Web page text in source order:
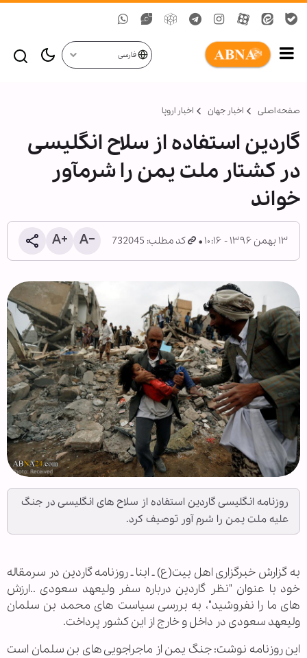
فارسی
صفحه اصلی اخبار جهان اخبار اروپا
گاردین استفاده از سلاح انگلیسی
در کشتار ملت یمن را شرم‎آور
خواند
۱۳ بهمن ۱۳۹۶ - ۱۰:۱۶ کد مطلب: 732045
روزنامه انگلیسی گاردین استفاده از سلاح های انگلیسی در جنگ
علیه ملت یمن را شرم آور توصیف کرد.
به گزارش خبرگزاری اهل بیت(ع) ـ ابنا ـ روزنامه گاردین در سرمقاله
خود با عنوان "نظر گاردین درباره سفر ولیعهد سعودی ..ارزش
های ما را نفروشید"، به بررسی سیاست های محمد بن سلمان
ولیعهد سعودی در داخل و خارج از این کشور پرداخت.
این روزنامه نوشت: جنگ یمن از ماجراجویی های بن سلمان است